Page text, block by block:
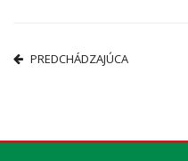
PREDCHÁDZAJÚCA